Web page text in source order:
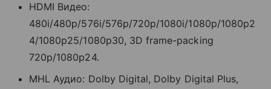
HDMI Видео:
480i/480p/576i/576p/720p/1080i/1080p/1080p2
4/1080p25/1080p30, 3D frame-packing
720p/1080p24.
MHL Аудио: Dolby Digital, Dolby Digital Plus,